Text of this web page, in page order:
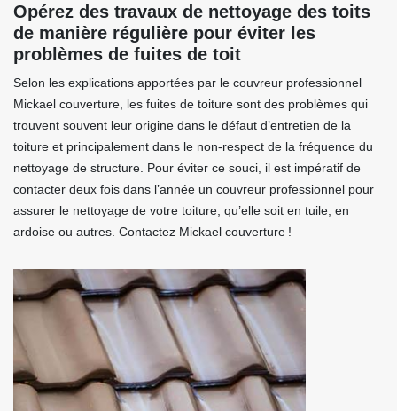
Opérez des travaux de nettoyage des toits
de manière régulière pour éviter les
problèmes de fuites de toit
Selon les explications apportées par le couvreur professionnel
Mickael couverture, les fuites de toiture sont des problèmes qui
trouvent souvent leur origine dans le défaut d’entretien de la
toiture et principalement dans le non-respect de la fréquence du
nettoyage de structure. Pour éviter ce souci, il est impératif de
contacter deux fois dans l’année un couvreur professionnel pour
assurer le nettoyage de votre toiture, qu’elle soit en tuile, en
ardoise ou autres. Contactez Mickael couverture !